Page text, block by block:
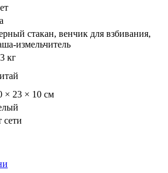
стакан, венчик для взбивания,
измельчитель
кг
× 23 × 10 см
сети